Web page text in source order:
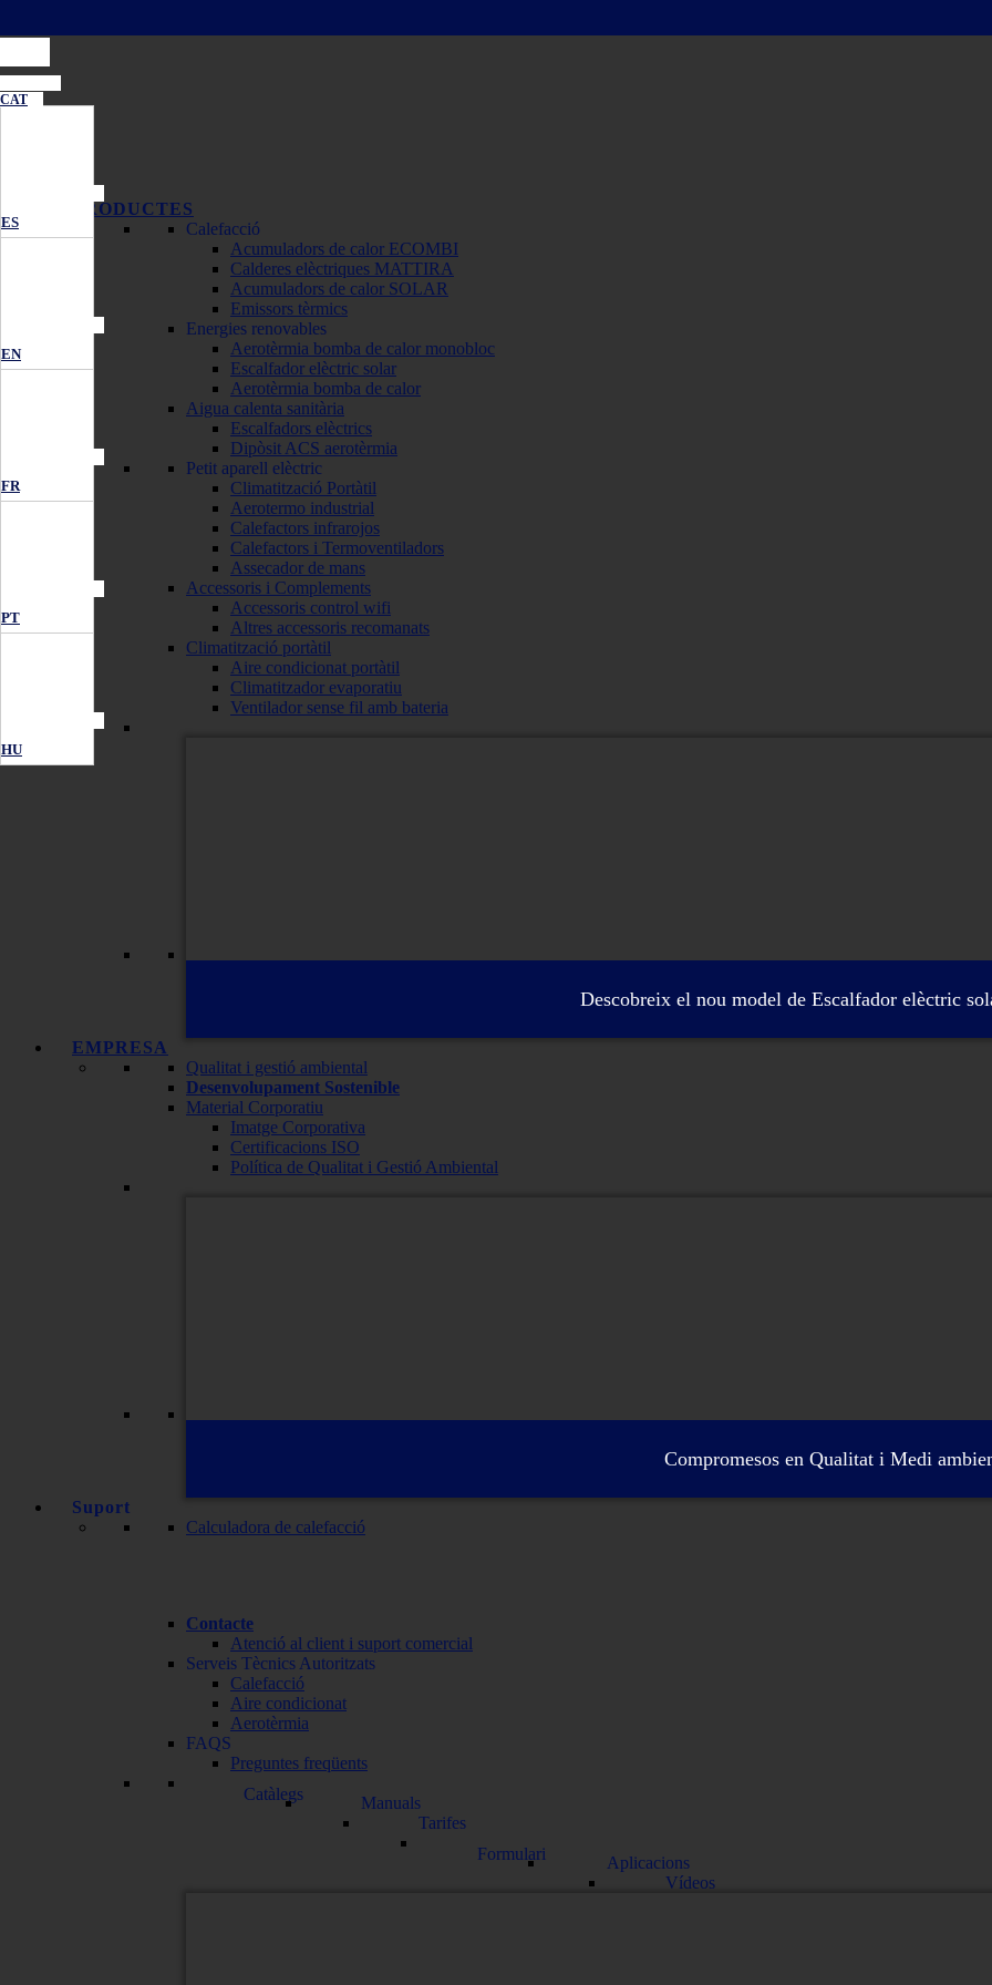
CAT
ES
EN
FR
PT
HU
PRODUCTES
Calefacció
Acumuladors de calor ECOMBI
Calderes elèctriques MATTIRA
Acumuladors de calor SOLAR
Emissors tèrmics
Energies renovables
Aerotèrmia bomba de calor monobloc
Escalfador elèctric solar
Aerotèrmia bomba de calor
Aigua calenta sanitària
Escalfadors elèctrics
Dipòsit ACS aerotèrmia
Petit aparell elèctric
Climatització Portàtil
Aerotermo industrial
Calefactors infrarojos
Calefactors i Termoventiladors
Assecador de mans
Accessoris i Complements
Accessoris control wifi
Altres accessoris recomanats
Climatització portàtil
Aire condicionat portàtil
Climatitzador evaporatiu
Ventilador sense fil amb bateria
Descobreix el nou model de Escalfador elèctric
EMPRESA
Qualitat i gestió ambiental
Desenvolupament Sostenible
Material Corporatiu
Imatge Corporativa
Certificacions ISO
Política de Qualitat i Gestió Ambiental
Compromesos en Qualitat i Medi
Suport
Calculadora de calefacció
Contacte
Atenció al client i suport comercial
Serveis Tècnics Autoritzats
Calefacció
Aire condicionat
Aerotèrmia
FAQS
Preguntes freqüents
Catàlegs
Manuals
Tarifes
Formulari
Aplicacions
Vídeos